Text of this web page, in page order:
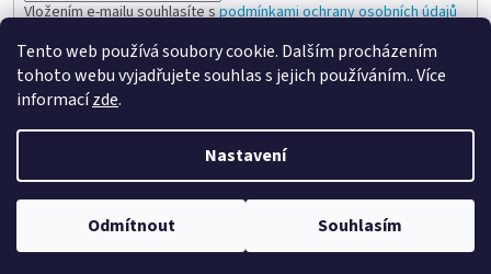
Tento web používá soubory cookie. Dalším procházením
tohoto webu vyjadřujete souhlas s jejich používáním.. Více
informacízde.
Nastavení
Odmítnout Souhlasím
Vložením e-mailu souhlasíte spodmínkami ochrany osobních údajů
PŘIHLÁSIT SE
Vytvořil Shoptet
Copyright 2026Spokojená kancelář . Všechna práva vyhrazena.